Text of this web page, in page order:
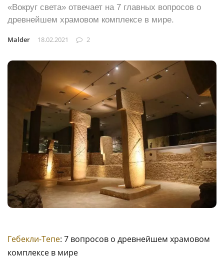
«Вокруг света» отвечает на 7 главных вопросов о
древнейшем храмовом комплексе в мире.
Malder 18.02.2021 2
Гебекли-Тепе: 7 вопросов о древнейшем храмовом
комплексе в мире